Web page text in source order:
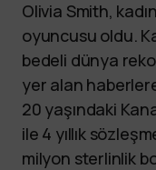
Olivia Smith,
oyuncusu oldu.
bedeli dünya
yer alan
20 yaşındaki
ile 4 yıllık
milyon sterlinlik